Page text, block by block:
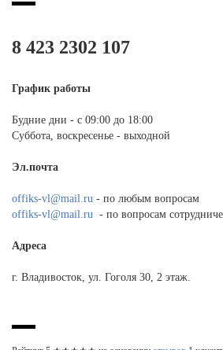
8 423 2302 107
График работы
Будние дни - с 09:00 до 18:00
Суббота, воскресенье - выходной
Эл.почта
offiks-vl@mail.ru - по любым вопросам
offiks-vl@mail.ru - по вопросам
Адреса
г. Владивосток, ул. Гоголя 30, 2 этаж.